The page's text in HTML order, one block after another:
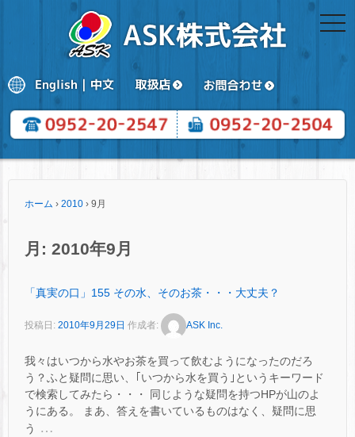
ホーム › 2010 › 9月
月: 2010年9月
「真実の口」155 その水、そのお茶・・・大丈夫？
投稿日: 2010年9月29日 作成者: ASK Inc.
我々はいつから水やお茶を買って飲むようになったのだろ
う？ふと疑問に思い、｢いつから水を買う｣というキーワード
で検索してみたら・・・ 同じような疑問を持つHPが山のよ
うにある。 まあ、答えを書いているものはなく、疑問に思
う
…